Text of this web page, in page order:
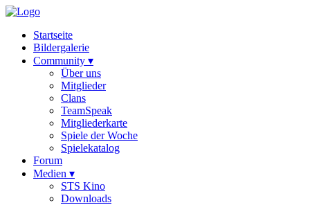
Startseite
Bildergalerie
Community ▾
Über uns
Mitglieder
Clans
TeamSpeak
Mitgliederkarte
Spiele der Woche
Spielekatalog
Forum
Medien ▾
STS Kino
Downloads